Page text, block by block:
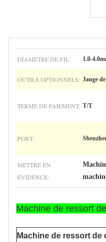
DIAMÈTRE DE FIL: 1.0-
OUTILS OPTIONNELS: Jauge
TERME DE PAIEMENT: T/T
PORT:
METTRE EN
ÉVIDENCE:
Machine de ressort
Machine de ressort de